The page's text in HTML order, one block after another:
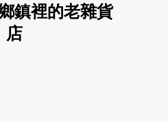
鎮裡的老雜貨
店